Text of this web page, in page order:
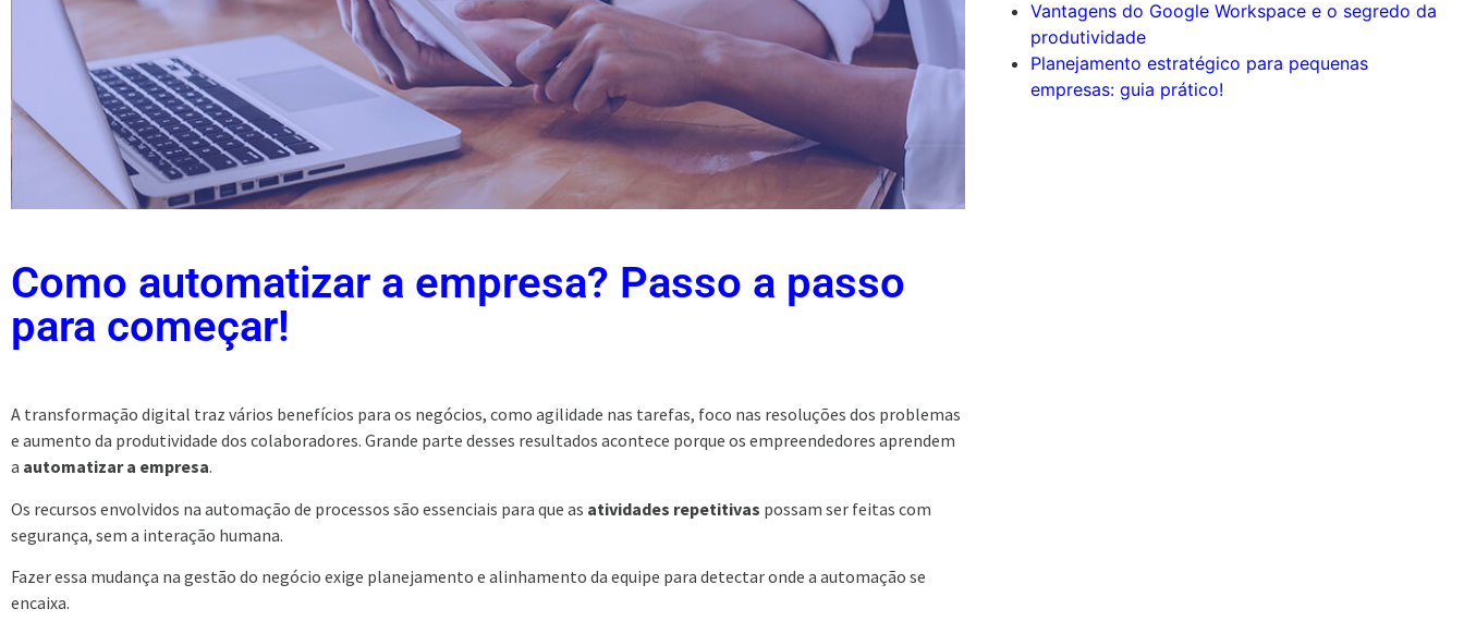
Como automatizar a empresa? Passo a passo
para começar!
A transformação digital traz vários benefícios para os negócios, como agilidade nas tarefas, foco nas resoluções dos problemas
e aumento da produtividade dos colaboradores. Grande parte desses resultados acontece porque os empreendedores aprendem
a automatizar a empresa.
Os recursos envolvidos na automação de processos são essenciais para que as atividades repetitivas possam ser feitas com
segurança, sem a interação humana.
Fazer essa mudança na gestão do negócio exige planejamento e alinhamento da equipe para detectar onde a automação se
encaixa.
Vantagens do Google Workspace e o segredo da
produtividade
Planejamento estratégico para pequenas
empresas: guia prático!